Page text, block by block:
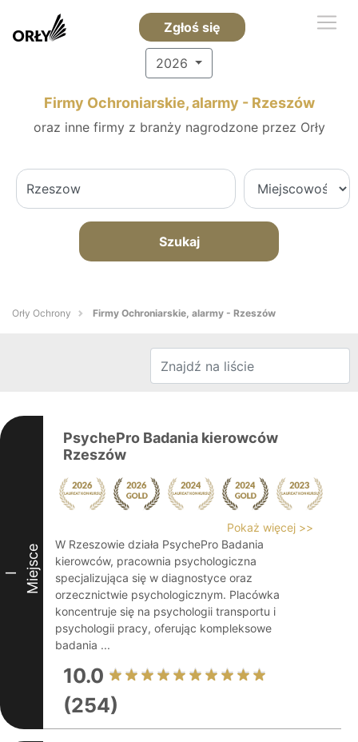
Zgłoś się
2026
Firmy Ochroniarskie, alarmy - Rzeszów
oraz inne firmy z branży nagrodzone przez Orły
Szukaj
Orły Ochrony Firmy Ochroniarskie, alarmy - Rzeszów
I Miejsce
PsychePro Badania kierowców
Rzeszów
Pokaż więcej >>
W Rzeszowie działa PsychePro Badania
kierowców, pracownia psychologiczna
specjalizująca się w diagnostyce oraz
orzecznictwie psychologicznym. Placówka
koncentruje się na psychologii transportu i
psychologii pracy, oferując kompleksowe
badania ...
10.0
(254)